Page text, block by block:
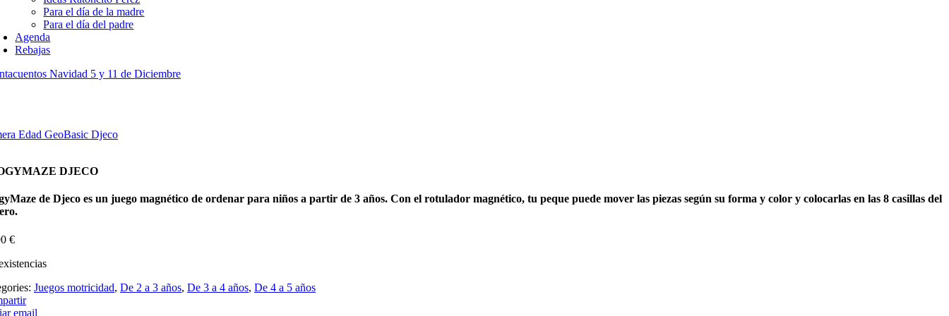
Para el día de la madre
Para el día del padre
Agenda
Rebajas
Navidad 5 y 11 de Diciembre
Edad GeoBasic Djeco
DJECO
de Djeco es un juego magnético de ordenar para niños a partir de 3 años. Con el rotulador magnético, tu peque puede mover las piezas según su forma y color y colocarlas en las 8 casillas del
€
Juegos motricidad, De 2 a 3 años, De 3 a 4 años, De 4 a 5 años
email